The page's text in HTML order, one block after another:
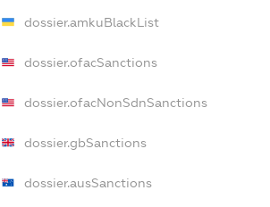
dossier.amkuBlackList
dossier.ofacSanctions
dossier.ofacNonSdnSanctions
dossier.gbSanctions
dossier.ausSanctions